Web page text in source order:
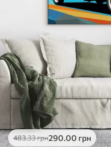
483.33грн290.00 грн